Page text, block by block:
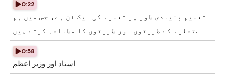
0:22
تعلیم بنیادی طور پر تعلیم کی ایک فن ہے، جس میں ہم
تعلیم کے طریقوں اور طریقوں کا مطالعہ کرتے ہیں.
0:58
استاد اور وزیر اعظم